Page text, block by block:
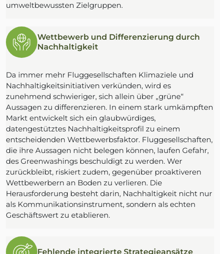
umweltbewussten Zielgruppen.
Wettbewerb und Differenzierung durch
Nachhaltigkeit
Da immer mehr Fluggesellschaften Klimaziele und
Nachhaltigkeitsinitiativen verkünden, wird es
zunehmend schwieriger, sich allein über „grüne“
Aussagen zu differenzieren. In einem stark umkämpften
Markt entwickelt sich ein glaubwürdiges,
datengestütztes Nachhaltigkeitsprofil zu einem
entscheidenden Wettbewerbsfaktor. Fluggesellschaften,
die ihre Aussagen nicht belegen können, laufen Gefahr,
des Greenwashings beschuldigt zu werden. Wer
zurückbleibt, riskiert zudem, gegenüber proaktiveren
Wettbewerbern an Boden zu verlieren. Die
Herausforderung besteht darin, Nachhaltigkeit nicht nur
als Kommunikationsinstrument, sondern als echten
Geschäftswert zu etablieren.
Fehlende integrierte Strategieansätze